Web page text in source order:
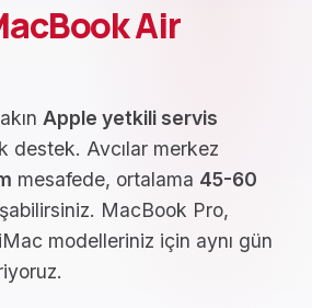
Air
Apple yetkili servis
destek. Avcılar merkez
mesafede, ortalama 45-60
MacBook Pro,
modelleriniz için aynı gün